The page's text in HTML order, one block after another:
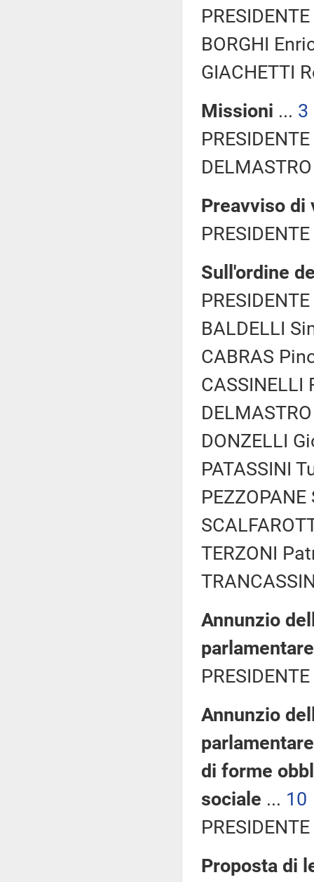
BORGHI
GIACHETTI
Missioni ... 3
Preavviso di
Sull'ordine
BALDELLI
CABRAS
DONZELLI
PATASSINI
TERZONI
Annunzio
Annunzio
di forme
sociale ... 10
Proposta di